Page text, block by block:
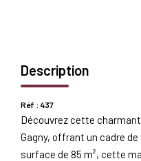
Description
Réf : 437
Découvrez cette
Gagny, offrant un cadre
surface de 85 m², cette